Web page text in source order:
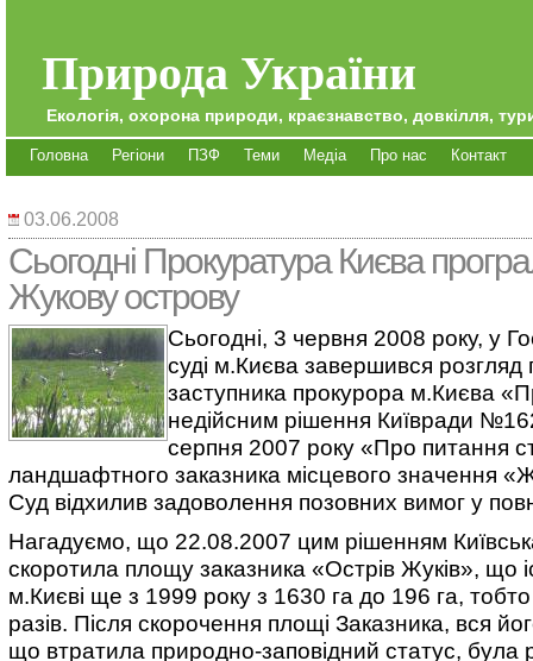
Природа України
Екологія, охорона природи, краєзнавство, довкілля,
Головна Регіони ПЗФ Теми Медіа Про нас Контакт
03.06.2008
Сьогодні Прокуратура Києва
Жукову острову
Сьогодні, 3 червня 2008 року, у
суді м.Києва завершився розгляд
заступника прокурора м.Києва
недійсним рішення Київради
серпня 2007 року «Про питання
ландшафтного заказника місцевого значення
Суд відхилив задоволення позовних вимог у
Нагадуємо, що 22.08.2007 цим рішенням
скоротила площу заказника «Острів Жуків», що
м.Києві ще з 1999 року з 1630 га до 196 га, тобто
разів. Після скорочення площі Заказника, вся
що втратила природно-заповідний статус, була